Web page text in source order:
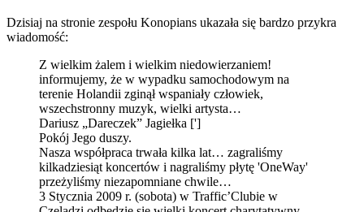
Dzisiaj na stronie zespołu Konopians ukazała się bardzo przykra
wiadomość:
Z wielkim żalem i wielkim niedowierzaniem!
informujemy, że w wypadku samochodowym na
terenie Holandii zginął wspaniały człowiek,
wszechstronny muzyk, wielki artysta…
Dariusz „Dareczek” Jagiełka [']
Pokój Jego duszy.
Nasza współpraca trwała kilka lat… zagraliśmy
kilkadziesiąt koncertów i nagraliśmy płytę 'OneWay'
przeżyliśmy niezapomniane chwile…
3 Stycznia 2009 r. (sobota) w Traffic’Clubie w